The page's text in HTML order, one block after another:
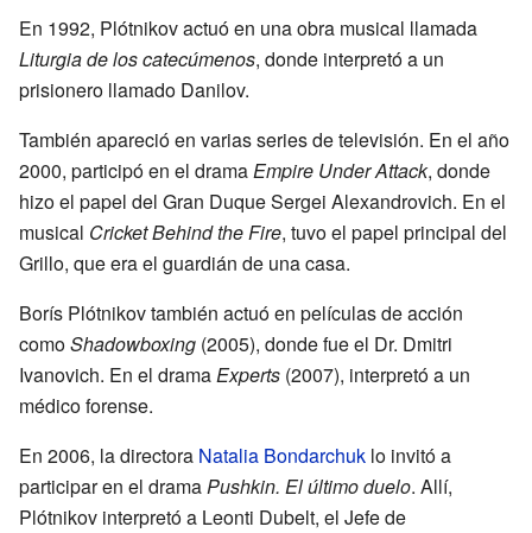
En 1992, Plótnikov actuó en una obra musical llamada
Liturgia de los catecúmenos, donde interpretó a un
prisionero llamado Danilov.
También apareció en varias series de televisión. En el año
2000, participó en el dramaEmpire Under Attack, donde
hizo el papel del Gran Duque Sergei Alexandrovich. En el
musical Cricket Behind the Fire, tuvo el papel principal del
Grillo, que era el guardián de una casa.
Borís Plótnikov también actuó en películas de acción
comoShadowboxing (2005), donde fue el Dr. Dmitri
Ivanovich. En el dramaExperts (2007), interpretó a un
médico forense.
En 2006, la directora Natalia Bondarchuk lo invitó a
participar en el dramaPushkin. El último duelo. Allí,
Plótnikov interpretó a Leonti Dubelt, el Jefe de